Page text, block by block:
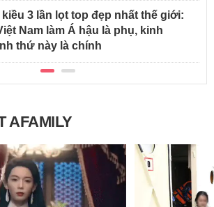
kiều 3 lần lọt top đẹp nhất thế giới:
Nam làm Á hậu là phụ, kinh
thứ này là chính
AFAMILY